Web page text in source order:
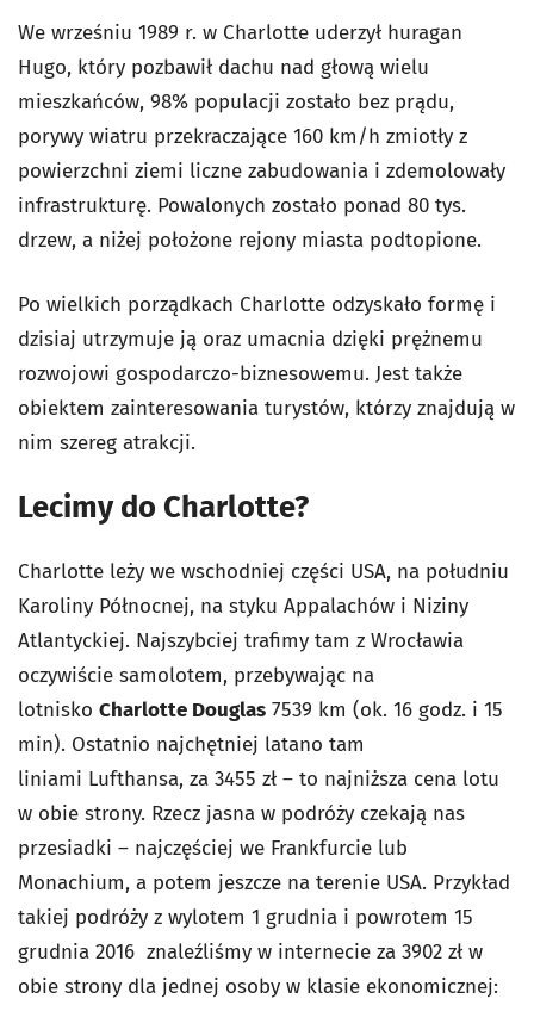
We wrześniu 1989 r. w Charlotte uderzył huragan
Hugo, który pozbawił dachu nad głową wielu
mieszkańców, 98% populacji zostało bez prądu,
porywy wiatru przekraczające 160 km/h zmiotły z
powierzchni ziemi liczne zabudowania i zdemolowały
infrastrukturę. Powalonych zostało ponad 80 tys.
drzew, a niżej położone rejony miasta podtopione.
Po wielkich porządkach Charlotte odzyskało formę i
dzisiaj utrzymuje ją oraz umacnia dzięki prężnemu
rozwojowi gospodarczo-biznesowemu. Jest także
obiektem zainteresowania turystów, którzy znajdują w
nim szereg atrakcji.
Lecimy do Charlotte?
Charlotte leży we wschodniej części USA, na południu
Karoliny Północnej, na styku Appalachów i Niziny
Atlantyckiej. Najszybciej trafimy tam z Wrocławia
oczywiście samolotem, przebywając na
lotnisko Charlotte Douglas 7539 km (ok. 16 godz. i 15
min). Ostatnio najchętniej latano tam
liniami Lufthansa, za 3455 zł – to najniższa cena lotu
w obie strony. Rzecz jasna w podróży czekają nas
przesiadki – najczęściej we Frankfurcie lub
Monachium, a potem jeszcze na terenie USA. Przykład
takiej podróży z wylotem 1 grudnia i powrotem 15
grudnia 2016 znaleźliśmy w internecie za 3902 zł w
obie strony dla jednej osoby w klasie ekonomicznej: